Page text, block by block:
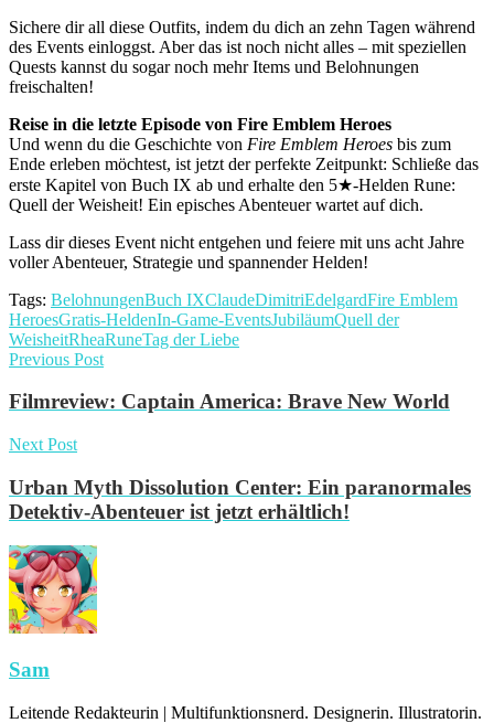
Sichere dir all diese Outfits, indem du dich an zehn Tagen während
des Events einloggst. Aber das ist noch nicht alles – mit speziellen
Quests kannst du sogar noch mehr Items und Belohnungen
freischalten!
Reise in die letzte Episode von Fire Emblem Heroes
Und wenn du die Geschichte von Fire Emblem Heroes bis zum
Ende erleben möchtest, ist jetzt der perfekte Zeitpunkt: Schließe das
erste Kapitel von Buch IX ab und erhalte den 5★-Helden Rune:
Quell der Weisheit! Ein episches Abenteuer wartet auf dich.
Lass dir dieses Event nicht entgehen und feiere mit uns acht Jahre
voller Abenteuer, Strategie und spannender Helden!
Tags: BelohnungenBuch IXClaudeDimitriEdelgardFire Emblem
HeroesGratis-HeldenIn-Game-EventsJubiläumQuell der
WeisheitRheaRuneTag der Liebe
Previous Post
Filmreview: Captain America: Brave New World
Next Post
Urban Myth Dissolution Center: Ein paranormales
Detektiv-Abenteuer ist jetzt erhältlich!
Sam
Leitende Redakteurin | Multifunktionsnerd. Designerin. Illustratorin.